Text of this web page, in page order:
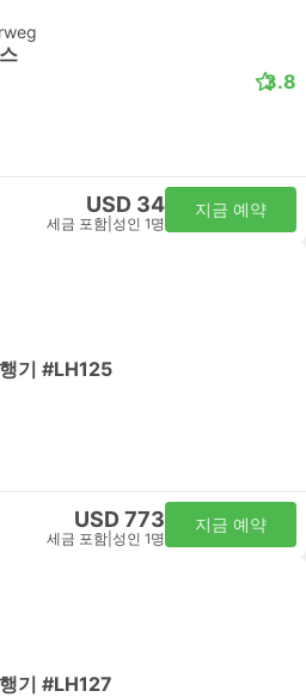
3.8
USD 34
세금 포함 성인 1명
지금 예약
기 #LH125
USD 773
세금 포함 성인 1명
지금 예약
기 #LH127